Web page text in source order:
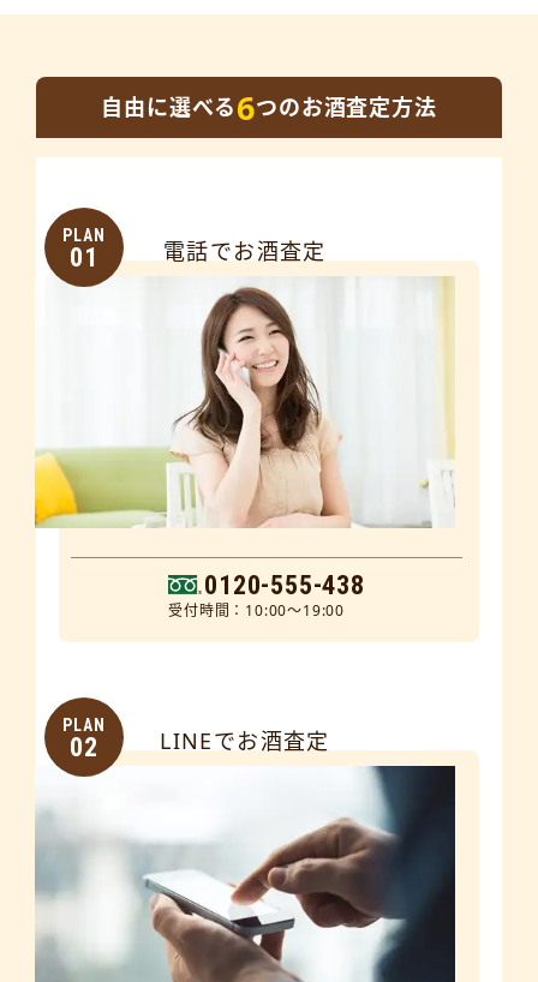
自由に選べる6つのお酒査定方法
PLAN
01 電話でお酒査定
0120-555-438
受付時間：10:00～19:00
PLAN
02 LINEでお酒査定